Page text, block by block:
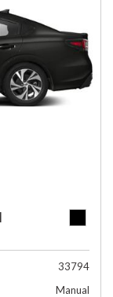
33794
Manual